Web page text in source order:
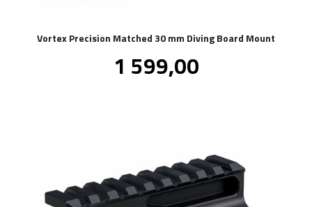
Vortex Precision Matched 30 mm Diving Board Mount
Pris
1 599,00mva.